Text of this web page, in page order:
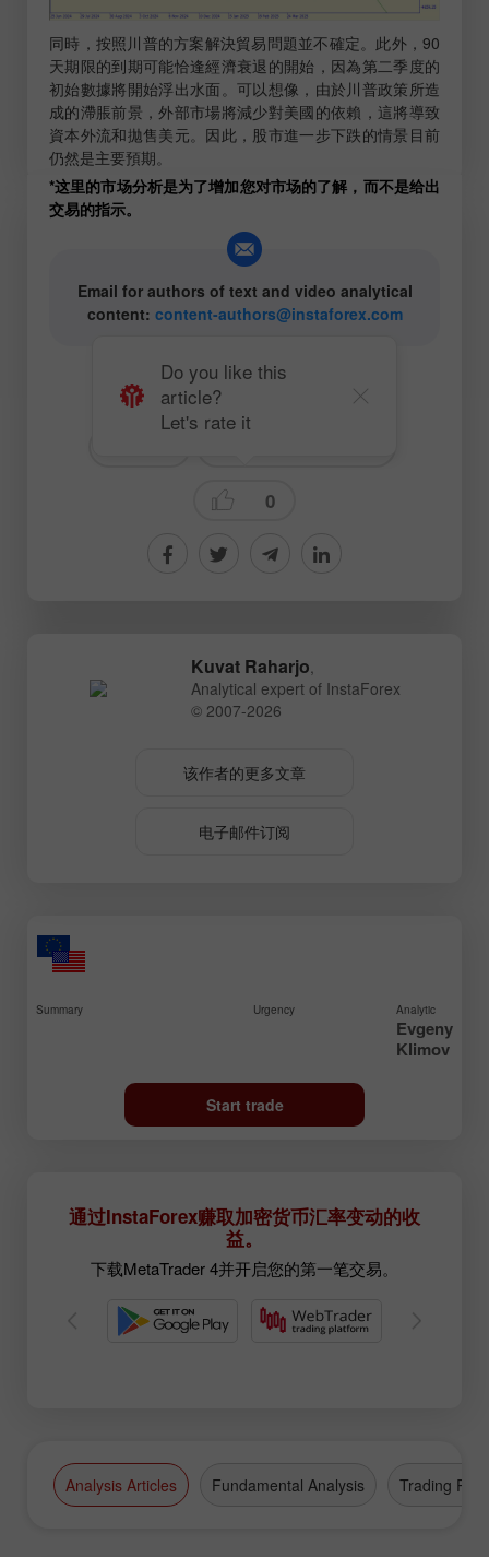
同時，按照川普的方案解決貿易問題並不確定。此外，90
天期限的到期可能恰逢經濟衰退的開始，因為第二季度的
初始數據將開始浮出水面。可以想像，由於川普政策所造
成的滯脹前景，外部市場將減少對美國的依賴，這將導致
資本外流和拋售美元。因此，股市進一步下跌的情景目前
仍然是主要預期。
*这里的市场分析是为了增加您对市场的了解，而不是给出
交易的指示。
Email for authors of text and video analytical
content: content-authors@instaforex.com
# USD # COT（交易者持仓）
0
Do you like this
article?
Let's rate it
Kuvat Raharjo,
Analytical expert of InstaForex
© 2007-2026
该作者的更多文章
电子邮件订阅
Summary Urgency Analytic
Evgeny
Klimov
Start trade
通过InstaForex赚取加密货币汇率变动的收
益。
下载MetaTrader 4并开启您的第一笔交易。
Analysis Articles Fundamental Analysis Trading Plan